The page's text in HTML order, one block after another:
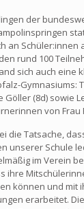
der
an Schüler:innen
rund 100
sich auch eine
Gymnasiums:
Göller (8d) sowie
von Frau
die Tatsache,
unserer Schule
im Verein
ihre
können und mit
erarbeitet.